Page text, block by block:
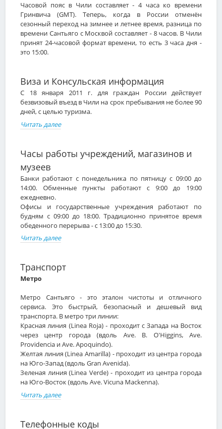
Часовой пояс в Чили составляет - 4 часа ко времени
Гринвича (GMT). Теперь, когда в России отменён
сезонный переход на зимнее и летнее время, разница по
времени Сантьяго с Москвой составляет - 8 часов. В Чили
принят 24-часовой формат времени, то есть 3 часа дня -
это 15:00.
Виза и Консульская информация
С 18 января 2011 г. для граждан России действует
безвизовый въезд в Чили на срок пребывания не более 90
дней, с целью туризма.
Читать далее
Часы работы учреждений, магазинов и
музеев
Банки работают с понедельника по пятницу с 09:00 до
14:00. Обменные пункты работают с 9:00 до 19:00
ежедневно.
Офисы и государственные учреждения работают по
будням с 09:00 до 18:00. Традиционно принятое время
обеденного перерыва - с 13:00 до 15:30.
Читать далее
Транспорт
Метро
Метро Сантьяго - это эталон чистоты и отличного
сервиса. Это быстрый, безопасный и дешевый вид
транспорта. В метро три линии:
Красная линия (Linea Roja) - проходит с Запада на Восток
через центр города (вдоль Ave. B. O'Higgins, Ave.
Providencia и Ave. Apoquindo).
Желтая линия (Linea Amarilla) - проходит из центра города
на Юго-Запад (вдоль Gran Avenida).
Зеленая линия (Linea Verde) - проходит из центра города
на Юго-Восток (вдоль Ave. Vicuna Mackenna).
Читать далее
Телефонные коды